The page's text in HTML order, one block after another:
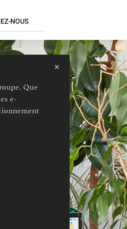
NOUS
spontanée
✕
Que
e-